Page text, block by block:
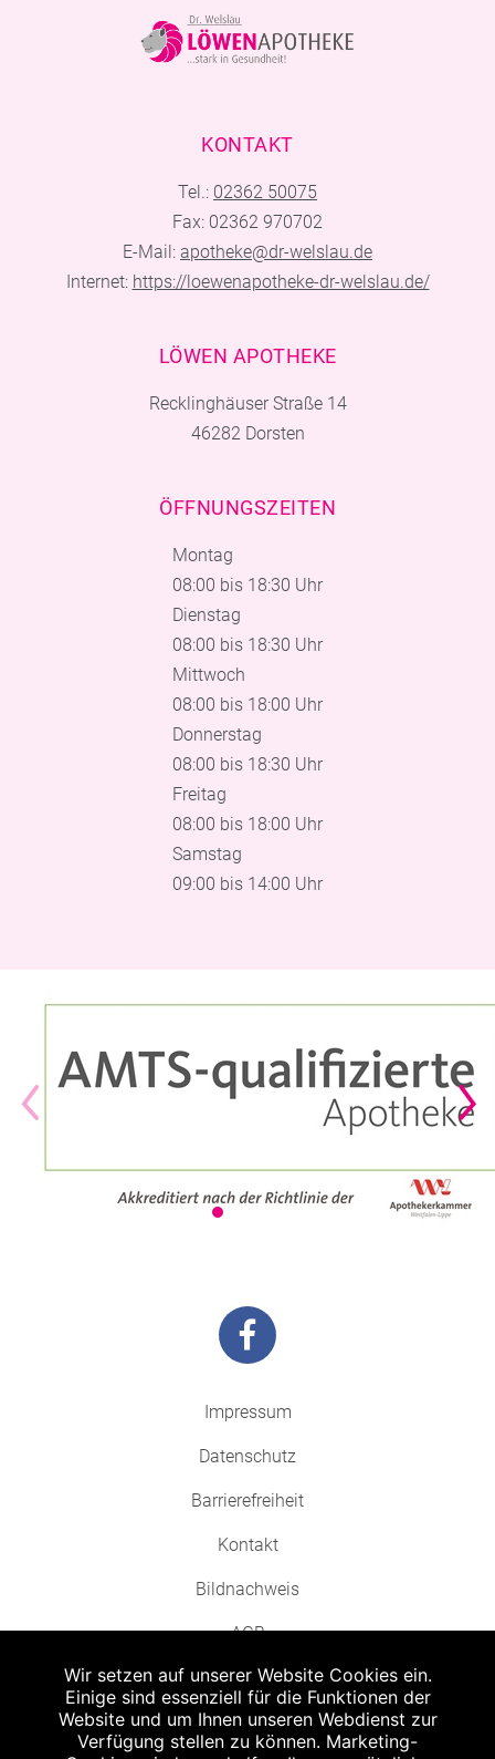
KONTAKT
Tel.: 02362 50075
Fax: 02362 970702
E-Mail: apotheke@dr-welslau.de
Internet: https://loewenapotheke-dr-welslau.de/
LÖWEN APOTHEKE
Recklinghäuser Straße 14
46282 Dorsten
ÖFFNUNGSZEITEN
Montag
08:00 bis 18:30 Uhr
Dienstag
08:00 bis 18:30 Uhr
Mittwoch
08:00 bis 18:00 Uhr
Donnerstag
08:00 bis 18:30 Uhr
Freitag
08:00 bis 18:00 Uhr
Samstag
09:00 bis 14:00 Uhr
Impressum
Datenschutz
Barrierefreiheit
Kontakt
Bildnachweis
AGB
Wir setzen auf unserer Website Cookies ein.
Einige sind essenziell für die Funktionen der
Website und um Ihnen unseren Webdienst zur
Verfügung stellen zu können. Marketing-